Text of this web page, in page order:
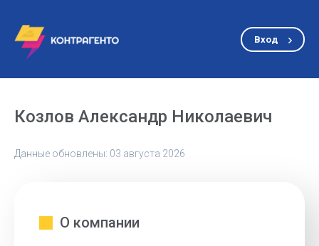
Вход
Козлов Александр Николаевич
Данные обновлены: 03 августа 2026
О компании